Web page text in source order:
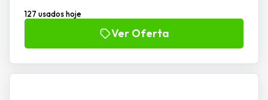
127 usados hoje
Ver Oferta